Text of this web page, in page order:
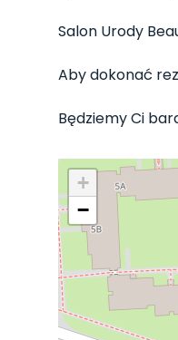
Salon Urody
Aby dokonać
Będziemy Ci
+
−